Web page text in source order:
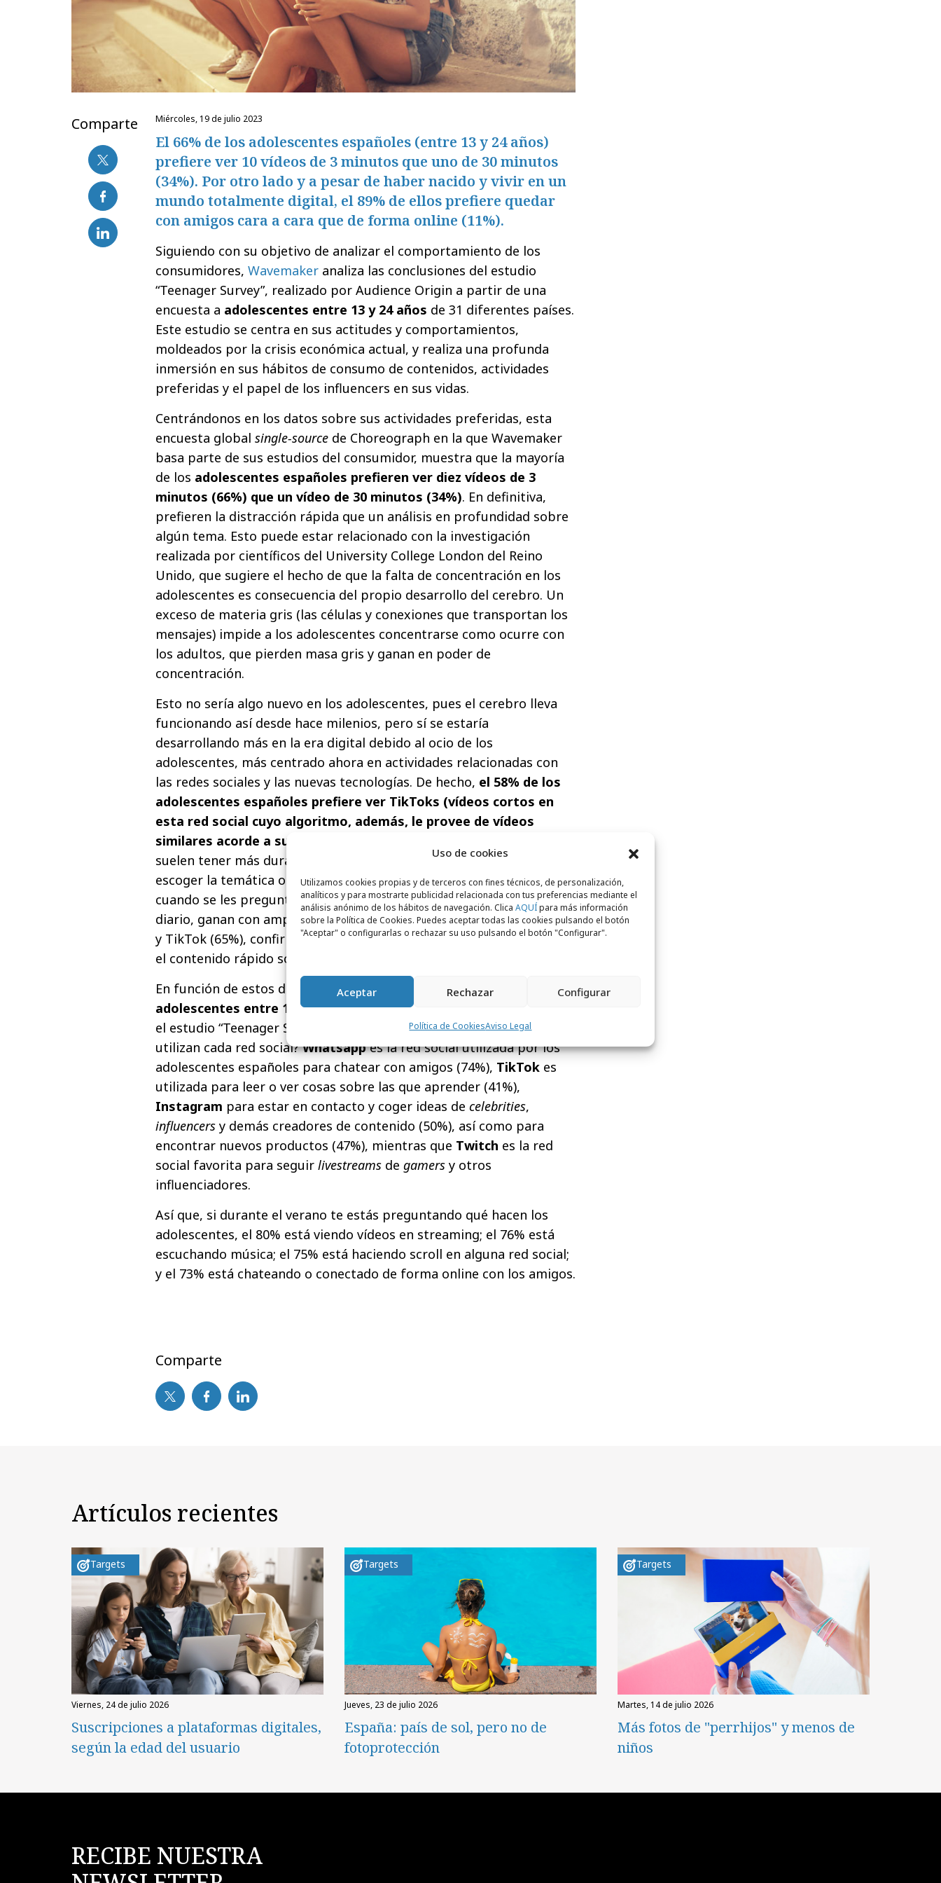
Uso de cookies
Utilizamos cookies propias y de terceros con fines técnicos, de personalización,
analíticos y para mostrarte publicidad relacionada con tus preferencias mediante el
análisis anónimo de los hábitos de navegación. Clica AQUÍpara más información
sobre la Política de Cookies. Puedes aceptar todas las cookies pulsando el botón
"Aceptar" o configurarlas o rechazar su uso pulsando el botón "Configurar".
Aceptar Rechazar Configurar
Política de CookiesAviso Legal
Comparte miércoles, 19 de julio 2023
El 66% de los adolescentes españoles (entre 13 y 24 años)
prefiere ver 10 vídeos de 3 minutos que uno de 30 minutos
(34%). Por otro lado y a pesar de haber nacido y vivir en un
mundo totalmente digital, el 89% de ellos prefiere quedar
con amigos cara a cara que de forma online (11%).
Siguiendo con su objetivo de analizar el comportamiento de los
consumidores, Wavemaker analiza las conclusiones del estudio
“Teenager Survey”, realizado por Audience Origin a partir de una
encuesta a adolescentes entre 13 y 24 años de 31 diferentes países.
Este estudio se centra en sus actitudes y comportamientos,
moldeados por la crisis económica actual, y realiza una profunda
inmersión en sus hábitos de consumo de contenidos, actividades
preferidas y el papel de los influencers en sus vidas.
Centrándonos en los datos sobre sus actividades preferidas, esta
encuesta global single-source de Choreograph en la que Wavemaker
basa parte de sus estudios del consumidor, muestra que la mayoría
de los adolescentes españoles prefieren ver diez vídeos de 3
minutos (66%) que un vídeo de 30 minutos (34%). En definitiva,
prefieren la distracción rápida que un análisis en profundidad sobre
algún tema. Esto puede estar relacionado con la investigación
realizada por científicos del University College London del Reino
Unido, que sugiere el hecho de que la falta de concentración en los
adolescentes es consecuencia del propio desarrollo del cerebro. Un
exceso de materia gris (las células y conexiones que transportan los
mensajes) impide a los adolescentes concentrarse como ocurre con
los adultos, que pierden masa gris y ganan en poder de
concentración.
Esto no sería algo nuevo en los adolescentes, pues el cerebro lleva
funcionando así desde hace milenios, pero sí se estaría
desarrollando más en la era digital debido al ocio de los
adolescentes, más centrado ahora en actividades relacionadas con
las redes sociales y las nuevas tecnologías. De hecho, el 58% de los
adolescentes españoles prefiere ver TikToks (vídeos cortos en
esta red social cuyo algoritmo, además, le provee de vídeos
similares acorde a sus gustos) que vídeos en Youtube (42%)
suelen tener más duración y donde activamente el adolescente debe
escoger la temática o vídeo del que quiere disfrutar. De hecho,
cuando se les pregunta por las redes sociales que más utilizan a
diario, ganan con amplia mayoría Whatsapp (89%), Instagram (73%)
y TikTok (65%), confirmando que estar en contacto con los amigos y
el contenido rápido son sus principales actividades.
En función de estos datos podemos decir que
la mayoría de los
adolescentes entre 13 y 24 años utilizan las redes sociales
el estudio “Teenager Survey 2023” de Audience Origin pero, ¿para qué
utilizan cada red social?Whatsappes la red social utilizada por los
adolescentes españoles para chatear con amigos (74%), TikTok es
utilizada para leer o ver cosas sobre las que aprender (41%),
Instagram para estar en contacto y coger ideas de celebrities,
influencers y demás creadores de contenido (50%), así como para
encontrar nuevos productos (47%), mientras que Twitch es la red
social favorita para seguir livestreams de gamers y otros
influenciadores.
Así que, si durante el verano te estás preguntando qué hacen los
adolescentes, el 80% está viendo vídeos en streaming; el 76% está
escuchando música; el 75% está haciendo scroll en alguna red social;
y el 73% está chateando o conectado de forma online con los amigos.
Comparte
Artículos recientes
Targets
viernes, 24 de julio 2026
Suscripciones a plataformas digitales,
según la edad del usuario
Targets
jueves, 23 de julio 2026
España: país de sol, pero no de
fotoprotección
Targets
martes, 14 de julio 2026
Más fotos de "perrhijos" y menos de
niños
RECIBE NUESTRA